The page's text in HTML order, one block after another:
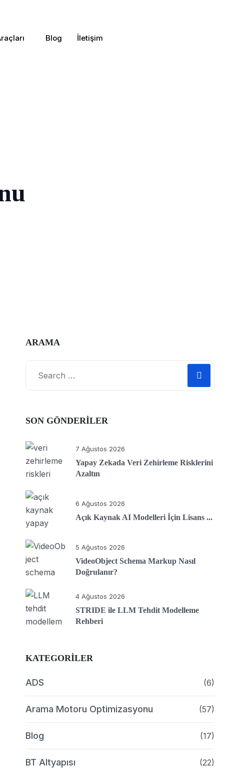
Blog İletişim
ARAMA
Search
SON GÖNDERILER
7 Ağustos 2026
Yapay Zekada Veri Zehirleme Risklerini
Azaltın
6 Ağustos 2026
Açık Kaynak AI Modelleri İçin Lisans ...
5 Ağustos 2026
VideoObject Schema Markup Nasıl
Doğrulanır?
4 Ağustos 2026
STRIDE ile LLM Tehdit Modelleme
Rehberi
KATEGORILER
ADS (6)
Arama Motoru Optimizasyonu (57)
Blog (17)
BT Altyapısı (22)